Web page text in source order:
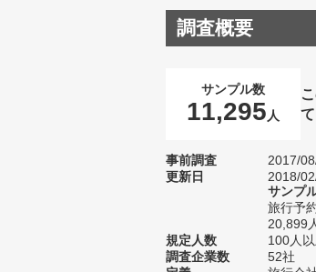
調査概要
サンプル数
11,295 人
事前調査
2017/
更新日
2018/
サンプ
旅行予
20,899
規定人数
100人
調査企業数
52社